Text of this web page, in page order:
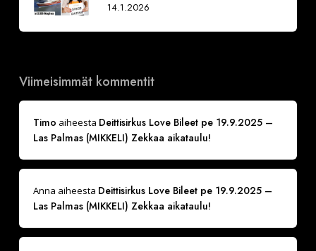
14.1.2026
Viimeisimmät kommentit
Timo aiheesta Deittisirkus Love Bileet pe 19.9.2025 –
Las Palmas (MIKKELI) Zekkaa aikataulu!
Anna aiheesta Deittisirkus Love Bileet pe 19.9.2025 –
Las Palmas (MIKKELI) Zekkaa aikataulu!